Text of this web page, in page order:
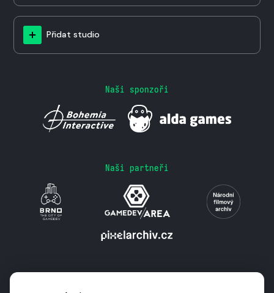
Přidat studio
Naši sponzoři
Naši partneři